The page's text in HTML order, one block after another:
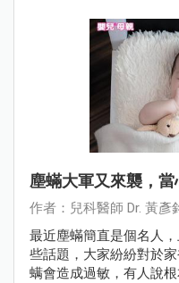
塵蟎大軍又來襲，
作者：兒科醫師 Dr. 黃彥
最近塵蟎簡直是個名人
些話題，大家紛紛對於
螨會造成過敏，有人說